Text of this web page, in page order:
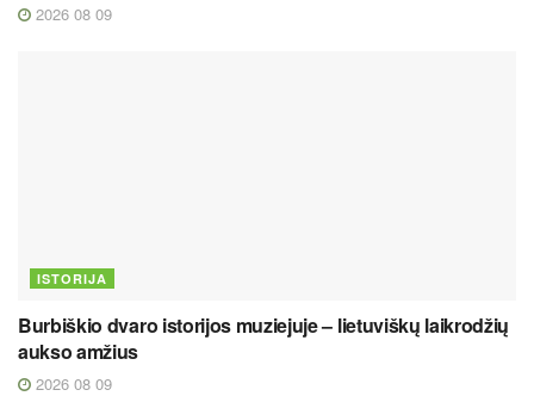
2026 08 09
ISTORIJA
Burbiškio dvaro istorijos muziejuje – lietuviškų laikrodžių
aukso amžius
2026 08 09